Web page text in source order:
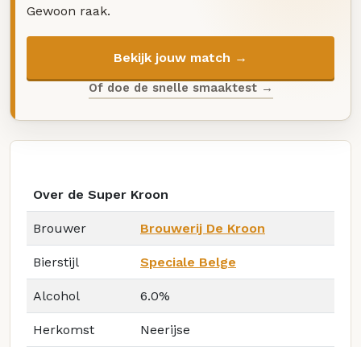
Gewoon raak.
Bekijk jouw match →
Of doe de snelle smaaktest →
Over de Super Kroon
Brouwer Brouwerij De Kroon
Bierstijl Speciale Belge
Alcohol 6.0%
Herkomst Neerijse